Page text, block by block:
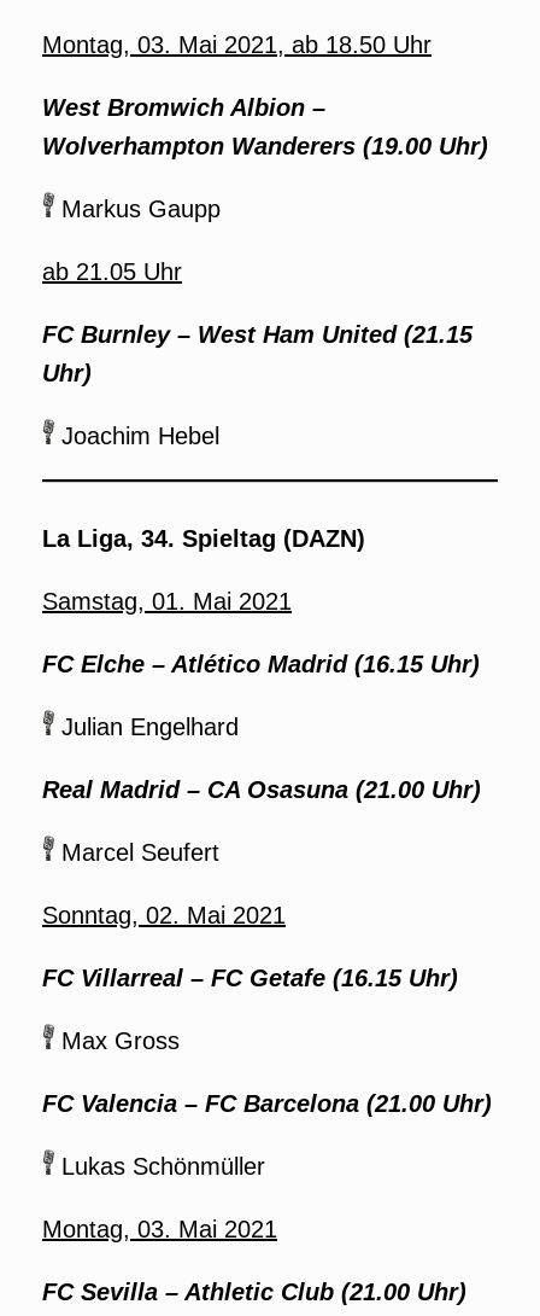
Montag, 03. Mai 2021, ab 18.50 Uhr
West Bromwich Albion –
Wolverhampton Wanderers (19.00 Uhr)
Markus Gaupp
ab 21.05 Uhr
FC Burnley – West Ham United (21.15
Uhr)
Joachim Hebel
La Liga, 34. Spieltag (DAZN)
Samstag, 01. Mai 2021
FC Elche – Atlético Madrid (16.15 Uhr)
Julian Engelhard
Real Madrid– CA Osasuna (21.00 Uhr)
Marcel Seufert
Sonntag, 02. Mai 2021
FC Villarreal – FC Getafe (16.15 Uhr)
Max Gross
FC Valencia – FC Barcelona (21.00 Uhr)
Lukas Schönmüller
Montag, 03. Mai 2021
FC Sevilla – Athletic Club (21.00 Uhr)